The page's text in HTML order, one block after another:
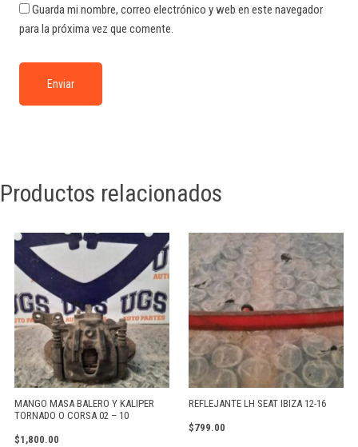
Guarda mi nombre, correo electrónico y web en este navegador
para la próxima vez que comente.
Productos relacionados
MANGO MASA BALERO Y KALIPER
TORNADO O CORSA 02 – 10
$1,800.00
REFLEJANTE LH SEAT IBIZA 12-16
$799.00